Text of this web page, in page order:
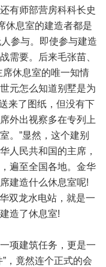
有师部营房科科长史
休息室的建造者都是
参与。即使参与建造
需要。后来毛张苗、
席休息室的唯一知情
元怎么知道别墅是为
来了图纸，但没有下
外出视察多在专列上
。”显然，这个建别
人民共和国的主席，
遍至全国各地。金华
建造什么休息室呢!
双龙水电站，就是一
造了休息室!
项建筑任务，更是一
，竟然连个正式的会